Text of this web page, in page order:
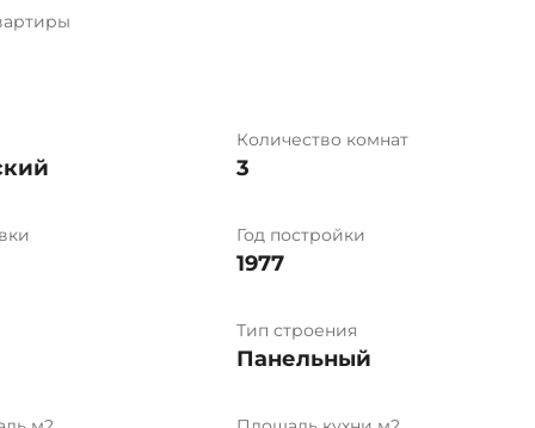
Количество комнат
3
Год постройки
1977
Тип строения
Панельный